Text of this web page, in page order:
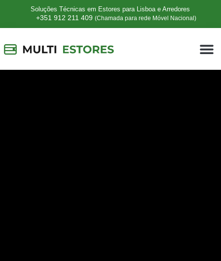
Soluções Técnicas em Estores para Lisboa e Arredores
+351 912 211 409 (Chamada para rede Móvel Nacional)